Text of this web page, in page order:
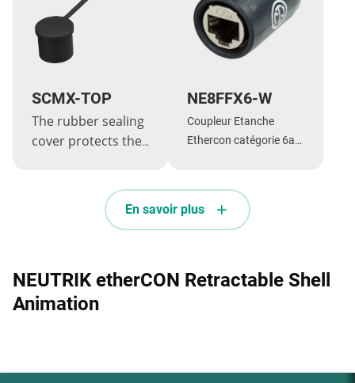
SCMX-TOP
The rubber sealing
cover protects the
NC*MX-TOP &
etherCON TOP
dust and water
according to
NE8FFX6-W
Coupleur Etanche
Ethercon catégorie 6a
En savoir plus
NEUTRIK etherCON Retractable Shell
Animation